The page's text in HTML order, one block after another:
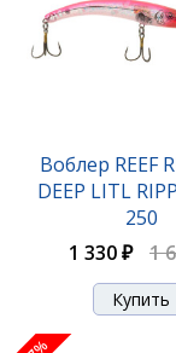
Воблер
Воблер REEF
DEEP LITL
250
1 330 ₽
1